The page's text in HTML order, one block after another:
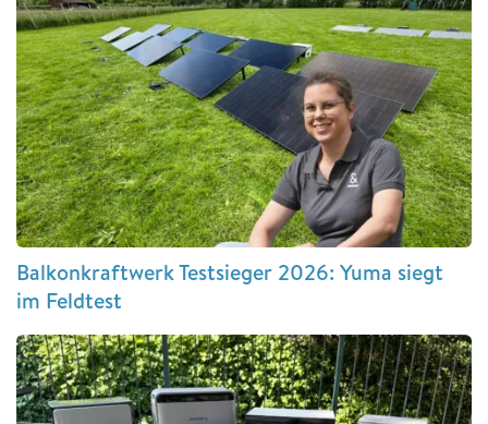
Balkonkraftwerk Testsieger 2026: Yuma siegt
im Feldtest